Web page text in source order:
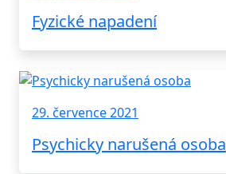
Fyzické napadení
29. července 2021
Psychicky narušená osoba